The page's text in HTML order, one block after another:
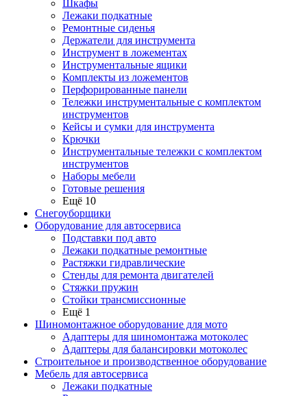
Шкафы
Лежаки подкатные
Ремонтные сиденья
Держатели для инструмента
Инструмент в ложементах
Инструментальные ящики
Комплекты из ложементов
Перфорированные панели
Тележки инструментальные с комплектом
инструментов
Кейсы и сумки для инструмента
Крючки
Инструментальные тележки с комплектом
инструментов
Наборы мебели
Готовые решения
Ещё 10
Снегоуборщики
Оборудование для автосервиса
Подставки под авто
Лежаки подкатные ремонтные
Растяжки гидравлические
Стенды для ремонта двигателей
Стяжки пружин
Стойки трансмиссионные
Ещё 1
Шиномонтажное оборудование для мото
Адаптеры для шиномонтажа мотоколес
Адаптеры для балансировки мотоколес
Строительное и производственное оборудование
Мебель для автосервиса
Лежаки подкатные